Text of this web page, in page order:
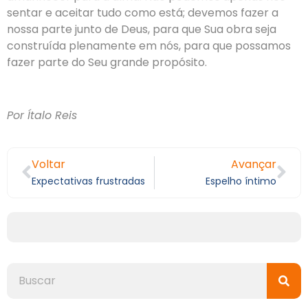
sentar e aceitar tudo como está; devemos fazer a
nossa parte junto de Deus, para que Sua obra seja
construída plenamente em nós, para que possamos
fazer parte do Seu grande propósito.
Por Ítalo Reis
Voltar
Expectativas frustradas
Avançar
Espelho íntimo